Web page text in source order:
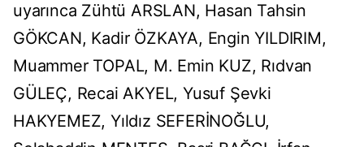
uyarınca Zühtü ARSLAN, Hasan Tahsin
GÖKCAN, Kadir ÖZKAYA, Engin YILDIRIM,
Muammer TOPAL, M. Emin KUZ, Rıdvan
GÜLEÇ, Recai AKYEL, Yusuf Şevki
HAKYEMEZ, Yıldız SEFERİNOĞLU,